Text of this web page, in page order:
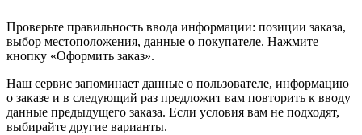
Проверьте правильность ввода информации: позиции заказа,
выбор местоположения, данные о покупателе. Нажмите
кнопку «Оформить заказ».
Наш сервис запоминает данные о пользователе, информацию
о заказе и в следующий раз предложит вам повторить к вводу
данные предыдущего заказа. Если условия вам не подходят,
выбирайте другие варианты.